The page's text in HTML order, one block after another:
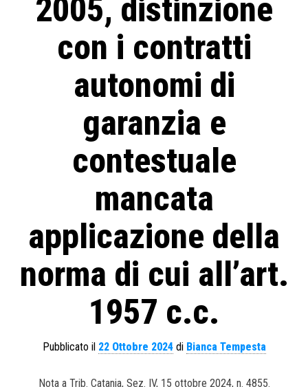
2005, distinzione
con i contratti
autonomi di
garanzia e
contestuale
mancata
applicazione della
norma di cui all’art.
1957 c.c.
Pubblicato il 22 Ottobre 2024di Bianca Tempesta
Nota a Trib. Catania, Sez. IV, 15 ottobre 2024, n. 4855.